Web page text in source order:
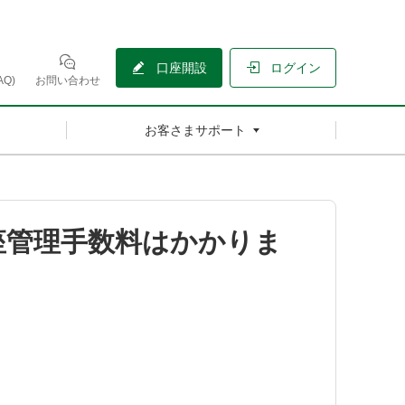
お問い合わせ
口座開設 ログイン
お客さまサポート
理手数料はかかりま